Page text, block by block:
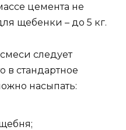
цемента не
щебенки – до 5 кг.
следует
в стандартное
насыпать: